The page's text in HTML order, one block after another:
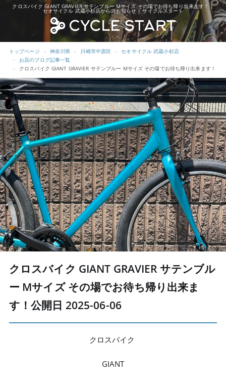
クロスバイク GIANT GRAVIER サテンブルー Mサイズ その場でお待ち帰り出来ます！ |
セオサイクル 武蔵小杉店からのお知らせ | サイクルスタート
トップページ 神奈川県 川崎市中原区
セオサイクル 武蔵小杉店
お店のブログ記事一覧
クロスバイク GIANT GRAVIER サテンブルー Mサイズ その場でお待ち帰り出来ます！
クロスバイク GIANT GRAVIER サテンブル
ー Mサイズ その場でお待ち帰り出来ま
す！公開日 2025-06-06
クロスバイク
GIANT